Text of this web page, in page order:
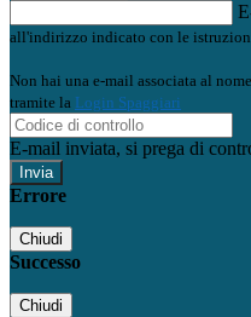
all'indirizzo indicato con le
Non hai una e-mail associata al
tramite la Login Spaggiari
E-mail inviata, si prega di
Errore
Chiudi
Successo
Chiudi